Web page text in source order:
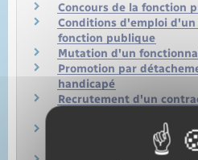
Concours de la fonction
Conditions d'emploi
fonction publique
Mutation d'un
Promotion par
handicapé
Recrutement d'un
Recrutement dans la
concours en catégorie C